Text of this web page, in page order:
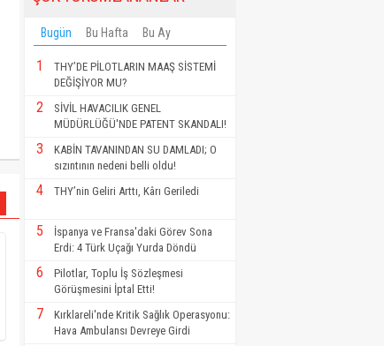
Bugün Bu Hafta Bu Ay
1
THY’DE PİLOTLARIN MAAŞ SİSTEMİ
DEĞİŞİYOR MU?
2
SİVİL HAVACILIK GENEL
MÜDÜRLÜĞÜ'NDE PATENT SKANDALI!
3
KABİN TAVANINDAN SU DAMLADI; O
sızıntının nedeni belli oldu!
4 THY’nin Geliri Arttı, Kârı Geriledi
5
İspanya ve Fransa'daki Görev Sona
Erdi: 4 Türk Uçağı Yurda Döndü
6
Pilotlar, Toplu İş Sözleşmesi
Görüşmesini İptal Etti!
7
Kırklareli'nde Kritik Sağlık Operasyonu:
Hava Ambulansı Devreye Girdi